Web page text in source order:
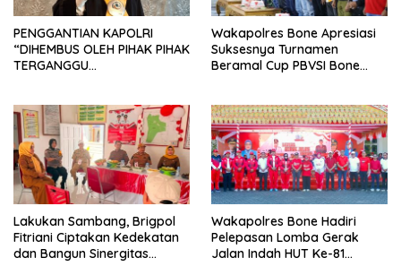
PENGGANTIAN KAPOLRI
“DIHEMBUS OLEH PIHAK PIHAK
TERGANGGU
Wakapolres Bone Apresiasi
Suksesnya Turnamen
Beramal Cup PBVSI Bone
Lakukan Sambang, Brigpol
Fitriani Ciptakan Kedekatan
dan Bangun Sinergitas
Wakapolres Bone Hadiri
Pelepasan Lomba Gerak
Jalan Indah HUT Ke-81